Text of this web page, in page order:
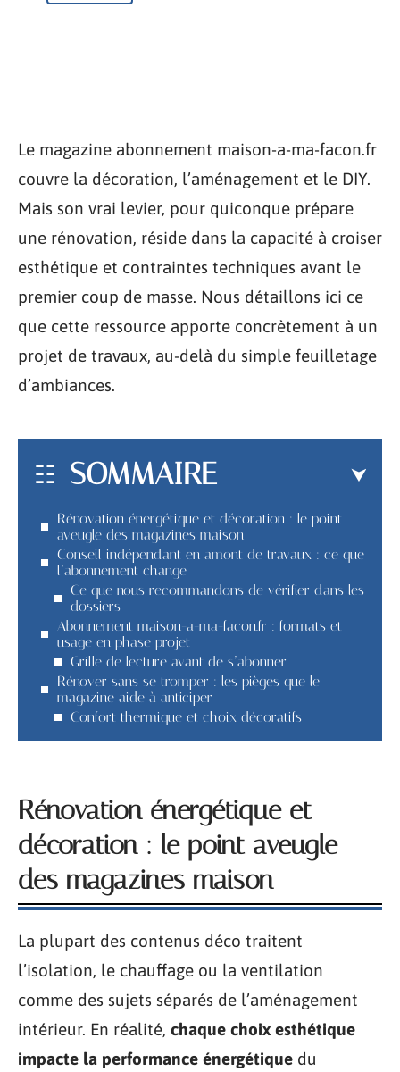
Le magazine abonnement maison-a-ma-facon.fr
couvre la décoration, l’aménagement et le DIY.
Mais son vrai levier, pour quiconque prépare
une rénovation, réside dans la capacité à croiser
esthétique et contraintes techniques avant le
premier coup de masse. Nous détaillons ici ce
que cette ressource apporte concrètement à un
projet de travaux, au-delà du simple feuilletage
d’ambiances.
SOMMAIRE
Rénovation énergétique et décoration : le point
aveugle des magazines maison
Conseil indépendant en amont de travaux : ce que
l’abonnement change
Ce que nous recommandons de vérifier dans les
dossiers
Abonnement maison-a-ma-facon.fr : formats et
usage en phase projet
Grille de lecture avant de s’abonner
Rénover sans se tromper : les pièges que le
magazine aide à anticiper
Confort thermique et choix décoratifs
Rénovation énergétique et
décoration : le point aveugle
des magazines maison
La plupart des contenus déco traitent
l’isolation, le chauffage ou la ventilation
comme des sujets séparés de l’aménagement
intérieur. En réalité, chaque choix esthétique
impacte la performance énergétique du